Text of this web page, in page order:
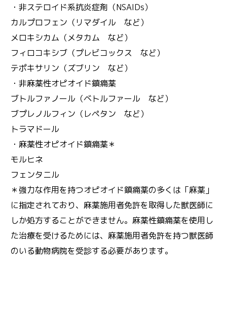
・非ステロイド系抗炎症剤（NSAIDs）
カルプロフェン（リマダイル など）
メロキシカム（メタカム など）
フィロコキシブ（プレビコックス など）
テポキサリン（ズブリン など）
・非麻薬性オピオイド鎮痛薬
ブトルファノール（ベトルファール など）
ブプレノルフィン（レペタン など）
トラマドール
・麻薬性オピオイド鎮痛薬＊
モルヒネ
フェンタニル
＊強力な作用を持つオピオイド鎮痛薬の多くは「麻薬」
に指定されており、麻薬施用者免許を取得した獣医師に
しか処方することができません。麻薬性鎮痛薬を使用し
た治療を受けるためには、麻薬施用者免許を持つ獣医師
のいる動物病院を受診する必要があります。